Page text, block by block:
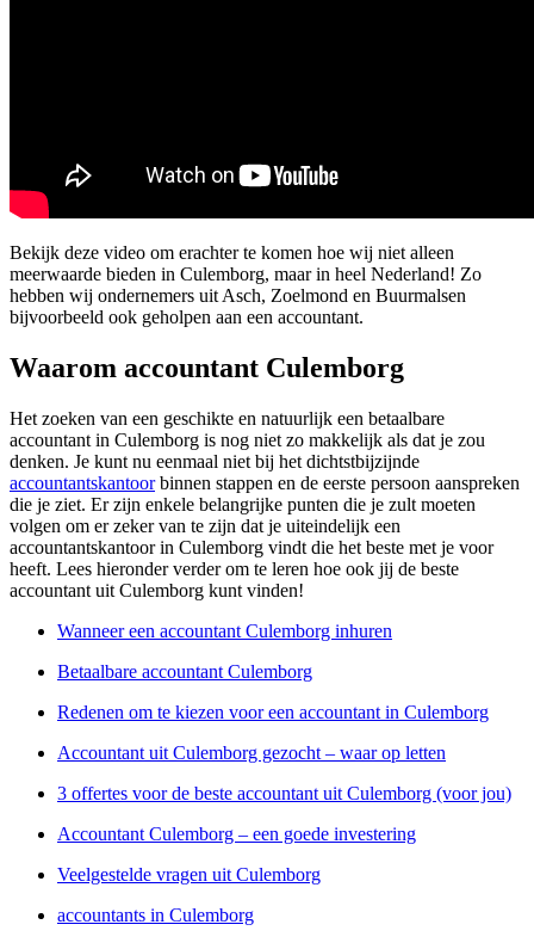
Bekijk deze video om erachter te komen hoe wij niet alleen
meerwaarde bieden in Culemborg, maar in heel Nederland! Zo
hebben wij ondernemers uit Asch, Zoelmond en Buurmalsen
bijvoorbeeld ook geholpen aan een accountant.
Waarom accountant Culemborg
Het zoeken van een geschikte en natuurlijk een betaalbare
accountant in Culemborg is nog niet zo makkelijk als dat je zou
denken. Je kunt nu eenmaal niet bij het dichtstbijzijnde
accountantskantoorbinnen stappen en de eerste persoon aanspreken
die je ziet. Er zijn enkele belangrijke punten die je zult moeten
volgen om er zeker van te zijn dat je uiteindelijk een
accountantskantoor in Culemborg vindt die het beste met je voor
heeft. Lees hieronder verder om te leren hoe ook jij de beste
accountant uit Culemborg kunt vinden!
Wanneer een accountant Culemborg inhuren
Betaalbare accountant Culemborg
Redenen om te kiezen voor een accountant in Culemborg
Accountant uit Culemborg gezocht – waar op letten
3 offertes voor de beste accountant uit Culemborg (voor jou)
Accountant Culemborg – een goede investering
Veelgestelde vragen uit Culemborg
accountants in Culemborg